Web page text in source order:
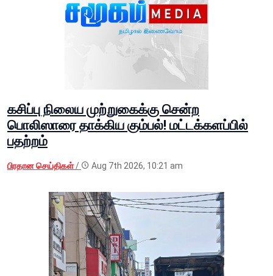
கசிப்பு நிலைய முற்றுகைக்கு சென்ற
பொலிஸாரை தாக்கிய கும்பல்! மட்டக்களப்பில்
பதற்றம்
பிரதான செய்திகள்/ Aug 7th 2026, 10:21 am